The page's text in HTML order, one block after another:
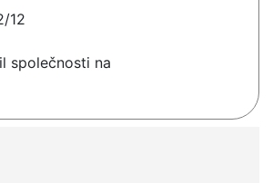
12
společnosti na